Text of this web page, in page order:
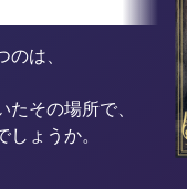
は、
その場所で、
ょうか。